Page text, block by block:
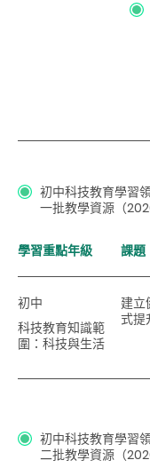
初中科技教育學習
一批教學資源 （
學習重點年級 課題
初中
科技教育知識範
圍：科技與生活
建立
式提
初中科技教育學習
二批教學資源（